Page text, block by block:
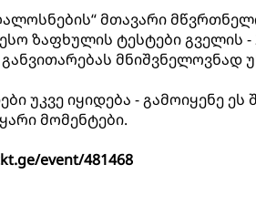
მთავარი
ზაფხულის ტესტები გველის
მნიშვნელოვნად
უკვე იყიდება - გამოიყენე
მომენტები.
event/481468